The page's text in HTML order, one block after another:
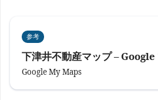
参考
下津井不動産マップ –
Google My Maps